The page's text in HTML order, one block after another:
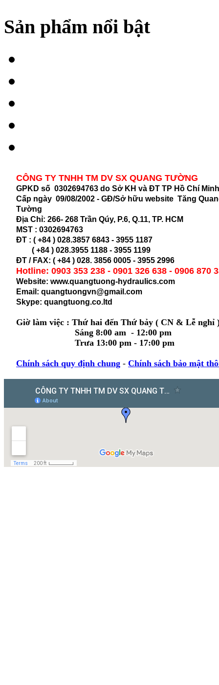
Sản phẩm nổi bật
CÔNG TY TNHH TM DV SX QUANG TƯỜNG
GPKD số 0302694763 do Sở KH và ĐT TP Hồ Chí Minh
Cấp ngày 09/08/2002 - GĐ/Sở hữu website Tăng
Tường
Địa Chỉ: 266- 268 Trần Qúy, P.6, Q.11, TP. HCM
MST : 0302694763
ĐT : ( +84 ) 028.3857 6843 - 3955 1187
( +84 ) 028.3955 1188 - 3955 1199
ĐT / FAX: ( +84 ) 028. 3856 0005 - 3955 2996
Hotline: 0903 353 238 - 0901 326 638 - 0906 870
Website: www.quangtuong-hydraulics.com
Email: quangtuongvn@gmail.com
Skype: quangtuong.co.ltd
Giờ làm việc : Thứ hai đến Thứ bảy ( CN & Lễ nghỉ
Sáng 8:00 am - 12:00 pm
Trưa 13:00 pm - 17:00 pm
Chính sách quy định chung - Chính sách bảo mật